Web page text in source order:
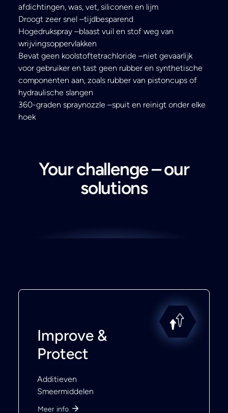
afdichtingen, was, vet, siliconen en lijm
Droogt zeer snel –tijdbesparend
Hogedrukspray –blaast vuil en stof weg van
wrijvingsoppervlakken
Bevat geen koolstoftetrachloride –niet gevaarlijk
voor gebruiker en tast geen rubber en synthetische
componenten aan, zoals rubber van pistoncups of
hydraulische slangen
360-graden spraynozzle –spuit en reinigt onder elke
hoek
Your challenge – our
solutions
Improve &
Protect
Additieven
Smeermiddelen
Meer info